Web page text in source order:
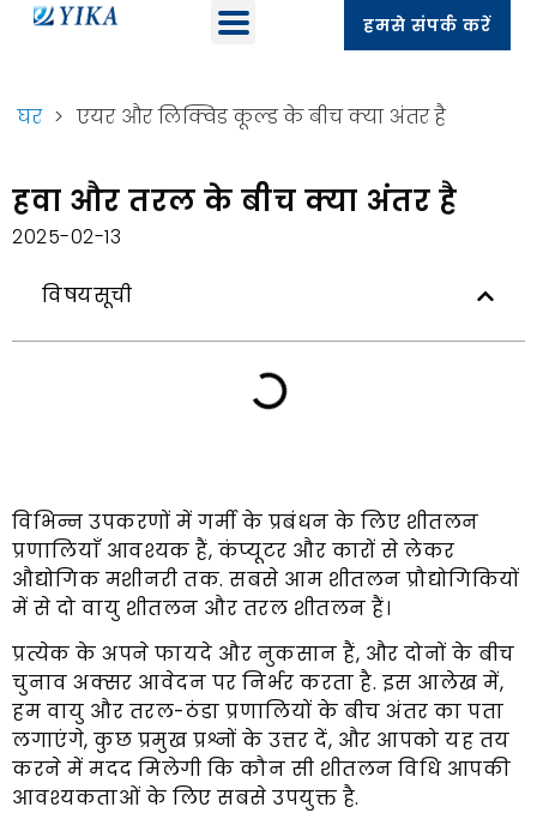
हमसे संपर्क करें
घर > एयर और लिक्विड कूल्ड के बीच क्या अंतर है
हवा और तरल के बीच क्या अंतर है
2025-02-13
विषयसूची
विभिन्न उपकरणों में गर्मी के प्रबंधन के लिए शीतलन
प्रणालियाँ आवश्यक हैं, कंप्यूटर और कारों से लेकर
औद्योगिक मशीनरी तक. सबसे आम शीतलन प्रौद्योगिकियों
में से दो वायु शीतलन और तरल शीतलन हैं।
प्रत्येक के अपने फायदे और नुकसान हैं, और दोनों के बीच
चुनाव अक्सर आवेदन पर निर्भर करता है. इस आलेख में,
हम वायु और तरल-ठंडा प्रणालियों के बीच अंतर का पता
लगाएंगे, कुछ प्रमुख प्रश्नों के उत्तर दें, और आपको यह तय
करने में मदद मिलेगी कि कौन सी शीतलन विधि आपकी
आवश्यकताओं के लिए सबसे उपयुक्त है.